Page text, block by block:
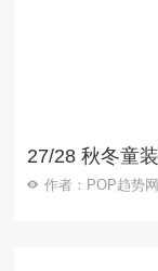
27/28 秋冬童
作者：POP趋势网